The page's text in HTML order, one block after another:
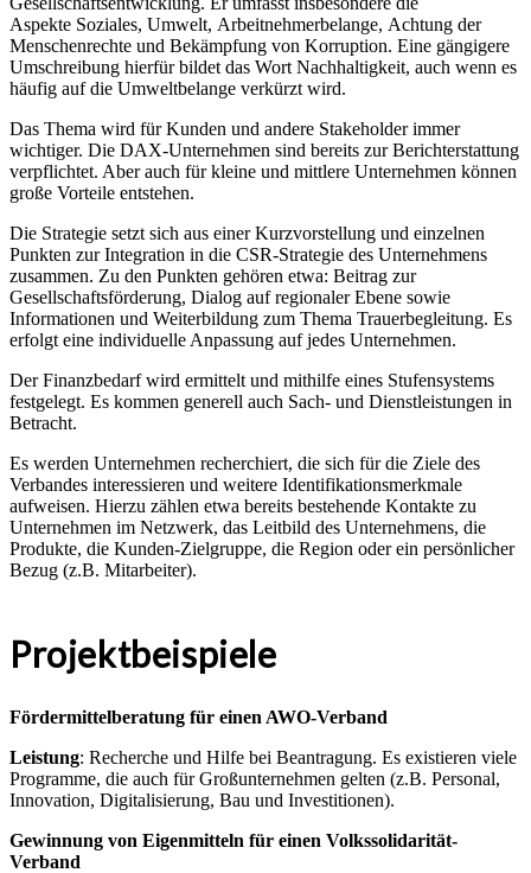
Aspekte Soziales, Umwelt, Arbeitnehmerbelange, Achtung der
Menschenrechte und Bekämpfung von Korruption. Eine gängigere
Umschreibung hierfür bildet das Wort Nachhaltigkeit, auch wenn es
häufig auf die Umweltbelange verkürzt wird.
Das Thema wird für Kunden und andere Stakeholder immer
wichtiger. Die DAX-Unternehmen sind bereits zur Berichterstattung
verpflichtet. Aber auch für kleine und mittlere Unternehmen können
große Vorteile entstehen.
Die Strategie setzt sich aus einer Kurzvorstellung und einzelnen
Punkten zur Integration in die CSR-Strategie des Unternehmens
zusammen. Zu den Punkten gehören etwa: Beitrag zur
Gesellschaftsförderung, Dialog auf regionaler Ebene sowie
Informationen und Weiterbildung zum Thema Trauerbegleitung. Es
erfolgt eine individuelle Anpassung auf jedes Unternehmen.
Der Finanzbedarf wird ermittelt und mithilfe eines Stufensystems
festgelegt. Es kommen generell auch Sach- und Dienstleistungen in
Betracht.
Es werden Unternehmen recherchiert, die sich für die Ziele des
Verbandes interessieren und weitere Identifikationsmerkmale
aufweisen. Hierzu zählen etwa bereits bestehende Kontakte zu
Unternehmen im Netzwerk, das Leitbild des Unternehmens, die
Produkte, die Kunden-Zielgruppe, die Region oder ein persönlicher
Bezug (z.B. Mitarbeiter).
Projektbeispiele
Fördermittelberatung für einen AWO-Verband
Leistung: Recherche und Hilfe bei Beantragung. Es existieren viele
Programme, die auch für Großunternehmen gelten (z.B. Personal,
Innovation, Digitalisierung, Bau und Investitionen).
Gewinnung von Eigenmitteln für einen Volkssolidarität-
Verband